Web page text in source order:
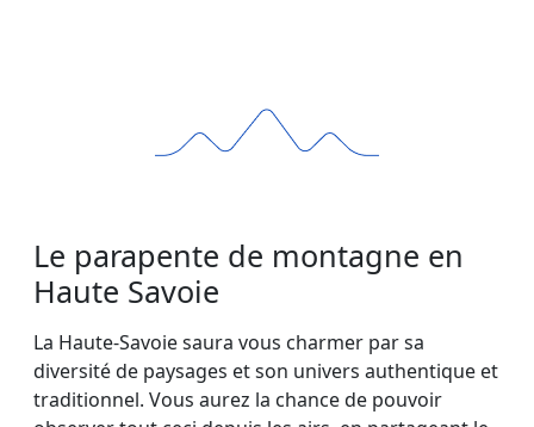
Le parapente de montagne en
Haute Savoie
La Haute-Savoie saura vous charmer par sa
diversité de paysages et son univers authentique et
traditionnel. Vous aurez la chance de pouvoir